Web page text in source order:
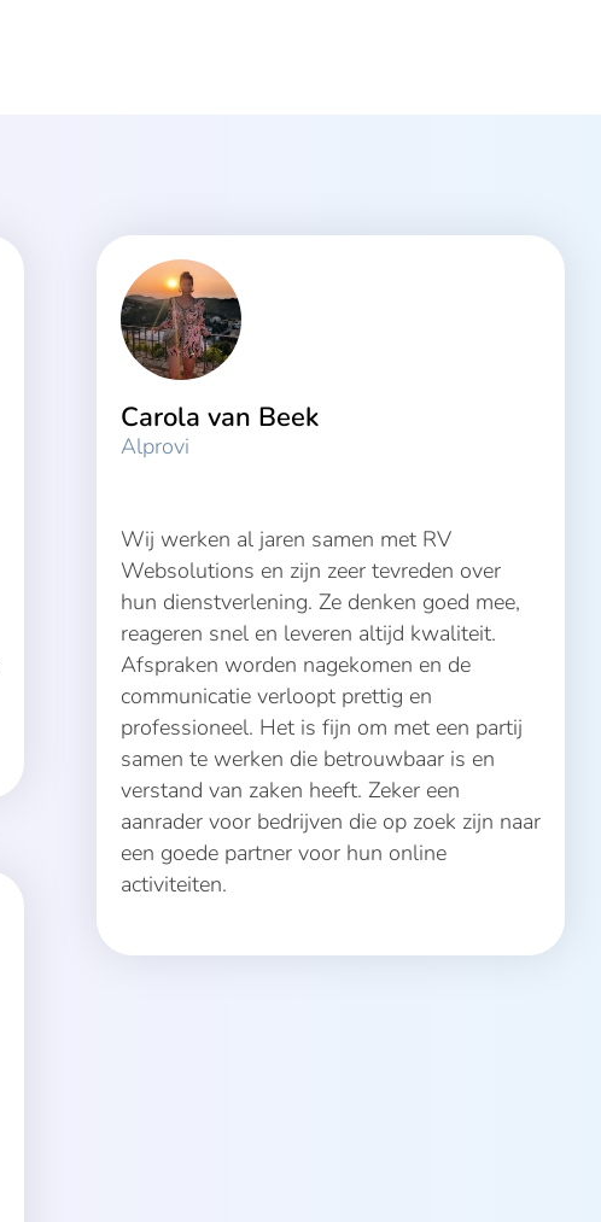
Carola van Beek
Alprovi
Wij werken al jaren samen met RV
Websolutions en zijn zeer tevreden over
hun dienstverlening. Ze denken goed mee,
reageren snel en leveren altijd kwaliteit.
Afspraken worden nagekomen en de
communicatie verloopt prettig en
professioneel. Het is fijn om met een partij
samen te werken die betrouwbaar is en
verstand van zaken heeft. Zeker een
aanrader voor bedrijven die op zoek zijn naar
een goede partner voor hun online
activiteiten.